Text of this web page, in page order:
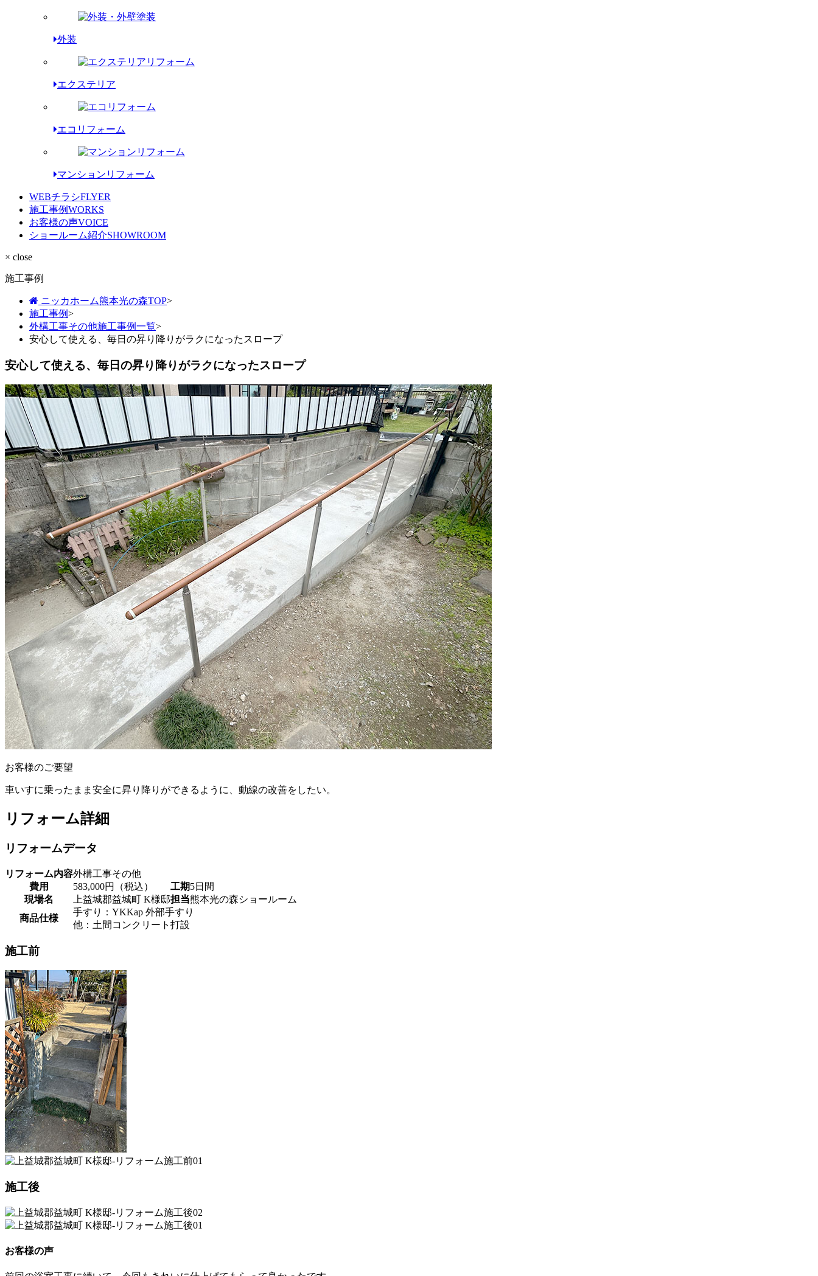
外装
エクステリア
エコリフォーム
マンションリフォーム
WEBチラシFLYER
施工事例WORKS
お客様の声VOICE
ショールーム紹介SHOWROOM
× close
施工事例
ニッカホーム熊本光の森TOP>
施工事例>
外構工事その他施工事例一覧>
安心して使える、毎日の昇り降りがラクになったスロープ
安心して使える、毎日の昇り降りがラクになったスロープ
お客様のご要望
車いすに乗ったまま安全に昇り降りができるように、動線の改善をしたい。
リフォーム詳細
リフォームデータ
リフォーム内容外構工事その他
費用
583,000円（税込） 工期5日間
現場名
上益城郡益城町 K様邸担当熊本光の森ショールーム
商品仕様
手すり：YKKap 外部手すり
他：土間コンクリート打設
施工前
施工後
お客様の声